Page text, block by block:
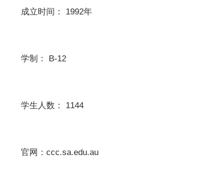
成立时间： 1992年
学制： B-12
学生人数： 1144
官网：ccc.sa.edu.au